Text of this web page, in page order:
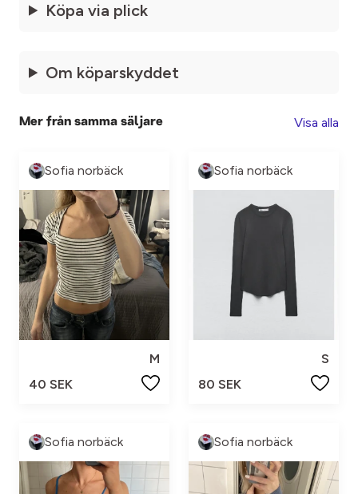
Köpa via plick
Om köparskyddet
Mer från samma säljare Visa alla
Sofia norbäck
M
40 SEK
Sofia norbäck
S
80 SEK
Sofia norbäck Sofia norbäck